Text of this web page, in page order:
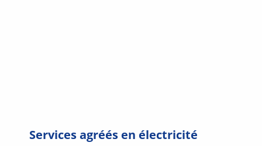
Services agréés en électricité